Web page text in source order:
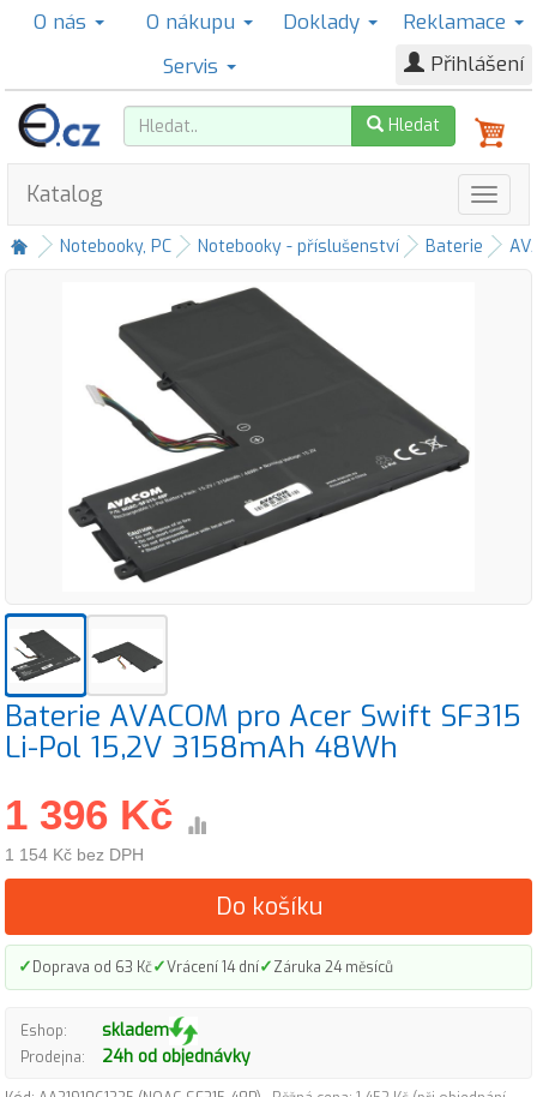
O nás O nákupu Doklady
Reklamace
Servis
Přihlášení
Hledat
Katalog
Notebooky, PC Notebooky - příslušenství Baterie
Baterie AVACOM pro Acer Swift SF315
Li-Pol 15,2V 3158mAh 48Wh
1 396 Kč
1 154 Kč bez DPH
Do košíku
✓Doprava od 63 Kč✓Vrácení 14 dní✓Záruka 24 měsíců
Eshop: skladem
Prodejna: 24h od objednávky